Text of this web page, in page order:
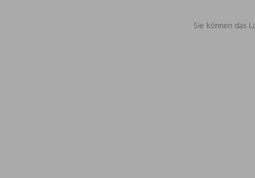
Sie können das